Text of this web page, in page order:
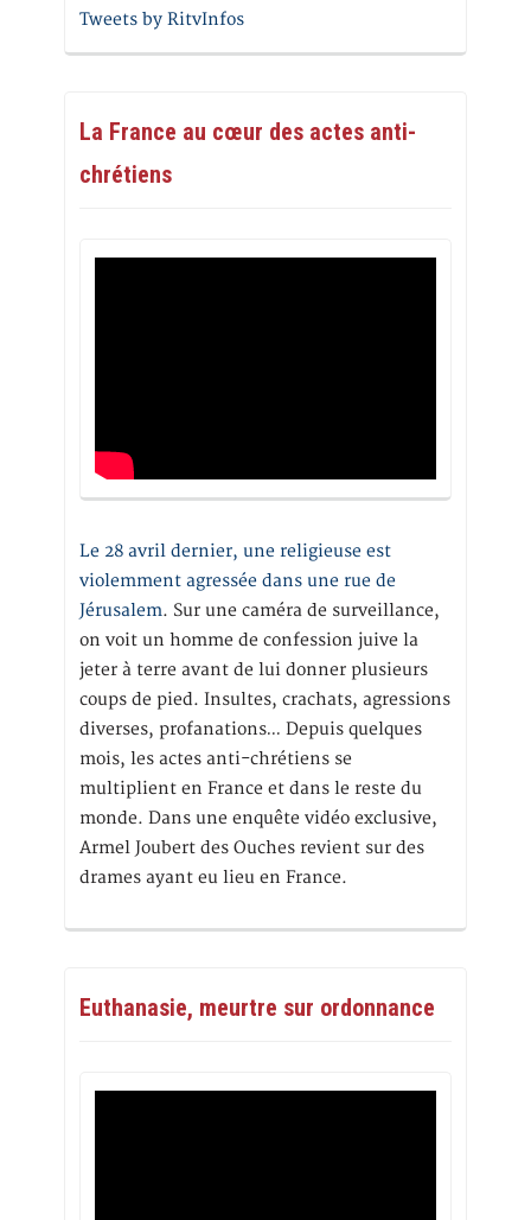
Tweets by RitvInfos
La France au cœur des actes anti-
chrétiens
Le 28 avril dernier, une religieuse est
violemment agressée dans une rue de
Jérusalem. Sur une caméra de surveillance,
on voit un homme de confession juive la
jeter à terre avant de lui donner plusieurs
coups de pied. Insultes, crachats, agressions
diverses, profanations… Depuis quelques
mois, les actes anti-chrétiens se
multiplient en France et dans le reste du
monde. Dans une enquête vidéo exclusive,
Armel Joubert des Ouches revient sur des
drames ayant eu lieu en France.
Euthanasie, meurtre sur ordonnance